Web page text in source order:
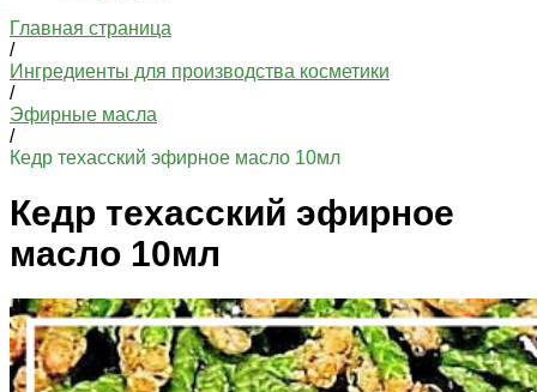
Главная страница
/
Ингредиенты для производства косметики
/
Эфирные масла
/
Кедр техасский эфирное масло 10мл
Кедр техасский эфирное
масло 10мл